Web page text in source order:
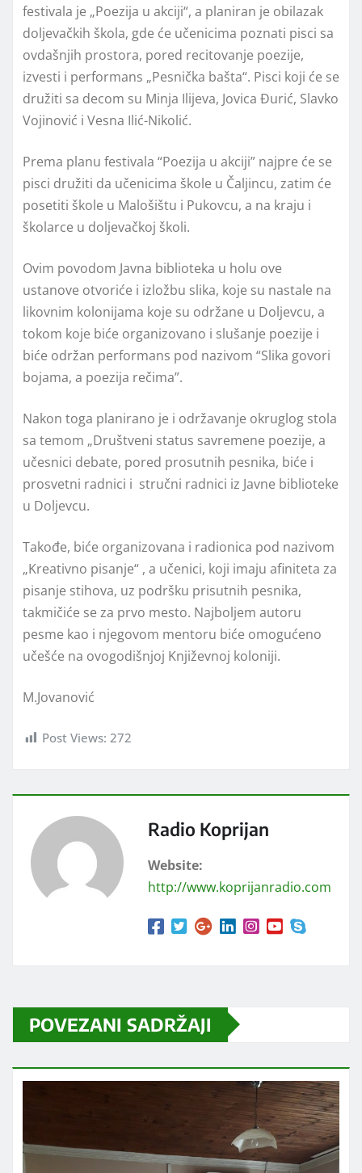
festivala je „Poezija u akciji“, a planiran je obilazak
doljevačkih škola, gde će učenicima poznati pisci sa
ovdašnjih prostora, pored recitovanje poezije,
izvesti i performans „Pesnička bašta“. Pisci koji će se
družiti sa decom su Minja Ilijeva, Jovica Đurić, Slavko
Vojinović i Vesna Ilić-Nikolić.
Prema planu festivala “Poezija u akciji” najpre će se
pisci družiti da učenicima škole u Čaljincu, zatim će
posetiti škole u Malošištu i Pukovcu, a na kraju i
školarce u doljevačkoj školi.
Ovim povodom Javna biblioteka u holu ove
ustanove otvoriće i izložbu slika, koje su nastale na
likovnim kolonijama koje su održane u Doljevcu, a
tokom koje biće organizovano i slušanje poezije i
biće održan performans pod nazivom “Slika govori
bojama, a poezija rečima”.
Nakon toga planirano je i održavanje okruglog stola
sa temom „Društveni status savremene poezije, a
učesnici debate, pored prosutnih pesnika, biće i
prosvetni radnici i stručni radnici iz Javne biblioteke
u Doljevcu.
Takođe, biće organizovana i radionica pod nazivom
„Kreativno pisanje“ , a učenici, koji imaju afiniteta za
pisanje stihova, uz podršku prisutnih pesnika,
takmičiće se za prvo mesto. Najboljem autoru
pesme kao i njegovom mentoru biće omogućeno
učešće na ovogodišnjoj Književnoj koloniji.
M.Jovanović
Post Views: 272
Radio Koprijan
Website:
http://www.koprijanradio.com
POVEZANI SADRŽAJI